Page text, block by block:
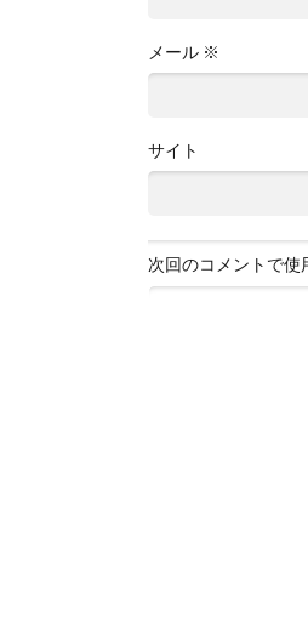
メール ※
サイト
次回のコメントで使